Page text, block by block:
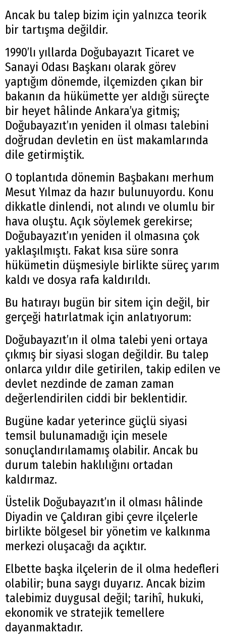
Ancak bu talep bizim için yalnızca teorik
bir tartışma değildir.
1990’lı yıllarda Doğubayazıt Ticaret ve
Sanayi Odası Başkanı olarak görev
yaptığım dönemde, ilçemizden çıkan bir
bakanın da hükümette yer aldığı süreçte
bir heyet hâlinde Ankara’ya gitmiş;
Doğubayazıt’ın yeniden il olması talebini
doğrudan devletin en üst makamlarında
dile getirmiştik.
O toplantıda dönemin Başbakanı merhum
Mesut Yılmaz da hazır bulunuyordu. Konu
dikkatle dinlendi, not alındı ve olumlu bir
hava oluştu. Açık söylemek gerekirse;
Doğubayazıt’ın yeniden il olmasına çok
yaklaşılmıştı. Fakat kısa süre sonra
hükümetin düşmesiyle birlikte süreç yarım
kaldı ve dosya rafa kaldırıldı.
Bu hatırayı bugün bir sitem için değil, bir
gerçeği hatırlatmak için anlatıyorum:
Doğubayazıt’ın il olma talebi yeni ortaya
çıkmış bir siyasi slogan değildir. Bu talep
onlarca yıldır dile getirilen, takip edilen ve
devlet nezdinde de zaman zaman
değerlendirilen ciddi bir beklentidir.
Bugüne kadar yeterince güçlü siyasi
temsil bulunamadığı için mesele
sonuçlandırılamamış olabilir. Ancak bu
durum talebin haklılığını ortadan
kaldırmaz.
Üstelik Doğubayazıt’ın il olması hâlinde
Diyadin ve Çaldıran gibi çevre ilçelerle
birlikte bölgesel bir yönetim ve kalkınma
merkezi oluşacağı da açıktır.
Elbette başka ilçelerin de il olma hedefleri
olabilir; buna saygı duyarız. Ancak bizim
talebimiz duygusal değil; tarihî, hukuki,
ekonomik ve stratejik temellere
dayanmaktadır.
Popüler
Aramalar:
Ağrı
Doğubayazıt